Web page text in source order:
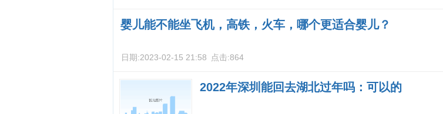
婴儿能不能坐飞机，高铁，火车，哪个更适合婴儿？
日期:2023-02-15 21:58 点击:864
2022年深圳能回去湖北过年吗：可以的